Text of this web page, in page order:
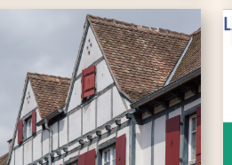
Animations / Jeune public
Cinéma
Conférences
Cycle de rencontres
Evenements publics